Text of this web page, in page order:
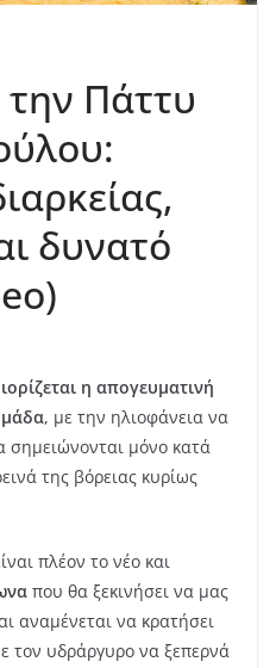
Πάττυ
δυνατό
η απογευματινή
, με την ηλιοφάνεια να
σημειώνονται μόνο κατά
της βόρειας κυρίως
πλέον το νέο και
που θα ξεκινήσει να μας
αναμένεται να κρατήσει
τον υδράργυρο να ξεπερνά